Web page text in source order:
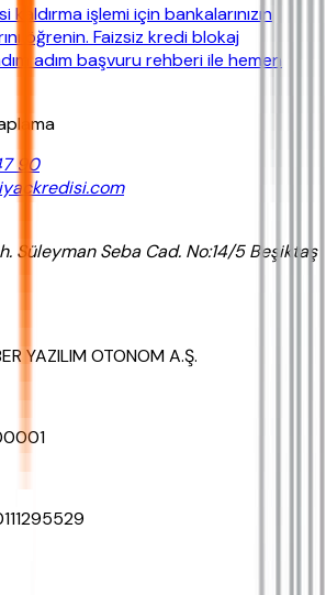
kaldırma işlemi için bankalarınızın
öğrenin. Faizsiz kredi blokaj
adım başvuru rehberi ile hemen
90
Süleyman Seba Cad. No:14/5 Beşiktaş
YAZILIM OTONOM A.Ş.